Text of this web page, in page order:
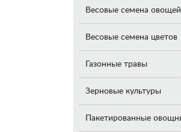
Весовые семена овощей
Весовые семена цветов
Газонные травы
Зерновые культуры
Пакетированные